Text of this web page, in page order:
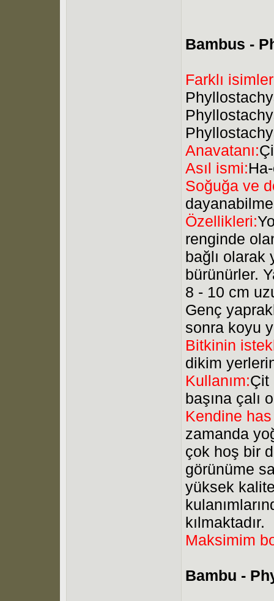
Bambus -
Farklı
Anavatanı:
Asıl ismi:
Soğuğa ve
Özellikleri:
renginde
bağlı olarak
bürünürler.
8 - 10 cm
Genç
sonra koyu
Bitkinin
dikim
Kullanım:Çit
başına çalı
Kendine
zamanda
çok hoş bir
görünüme
yüksek
kılmaktadır.
Maksimim
Bambu -